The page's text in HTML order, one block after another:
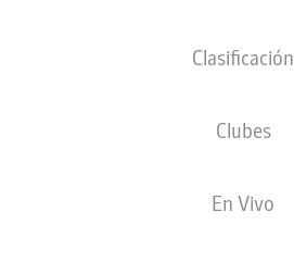
Clasificación
Clubes
En Vivo